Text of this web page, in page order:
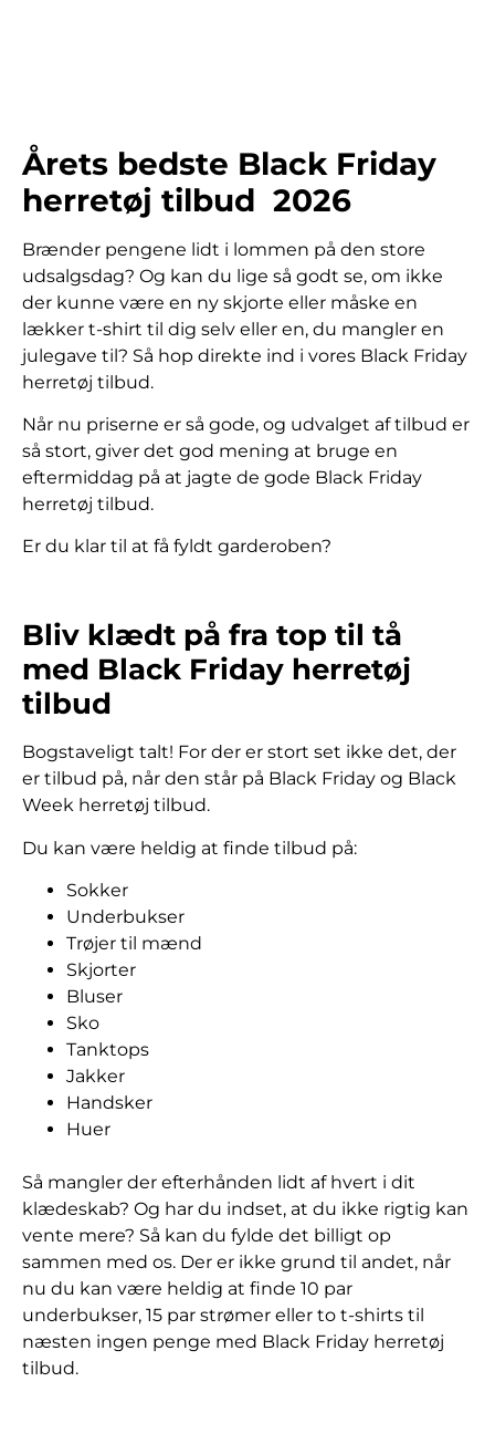
Årets bedste Black Friday
herretøj tilbud 2026
Brænder pengene lidt i lommen på den store
udsalgsdag? Og kan du lige så godt se, om ikke
der kunne være en ny skjorte eller måske en
lækker t-shirt til dig selv eller en, du mangler en
julegave til? Så hop direkte ind i vores Black Friday
herretøj tilbud.
Når nu priserne er så gode, og udvalget af tilbud er
så stort, giver det god mening at bruge en
eftermiddag på at jagte de gode Black Friday
herretøj tilbud.
Er du klar til at få fyldt garderoben?
Bliv klædt på fra top til tå
med Black Friday herretøj
tilbud
Bogstaveligt talt! For der er stort set ikke det, der
er tilbud på, når den står på Black Friday og Black
Week herretøj tilbud.
Du kan være heldig at finde tilbud på:
Sokker
Underbukser
Trøjer til mænd
Skjorter
Bluser
Sko
Tanktops
Jakker
Handsker
Huer
Så mangler der efterhånden lidt af hvert i dit
klædeskab? Og har du indset, at du ikke rigtig kan
vente mere? Så kan du fylde det billigt op
sammen med os. Der er ikke grund til andet, når
nu du kan være heldig at finde 10 par
underbukser, 15 par strømer eller to t-shirts til
næsten ingen penge med Black Friday herretøj
tilbud.